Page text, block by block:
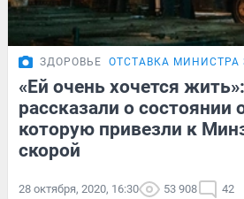
ЗДОРОВЬЕ ОТСТАВКА МИНИСТРА
«Ей очень хочется
рассказали о состоянии
которую привезли к
скорой
28 октября, 2020, 16:30 53 908 42